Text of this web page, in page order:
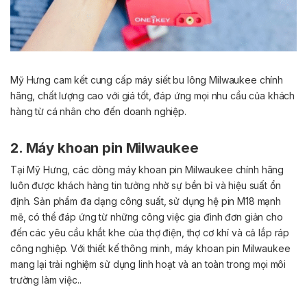
Mỹ Hưng cam kết cung cấp máy siết bu lông Milwaukee chính
hãng, chất lượng cao với giá tốt, đáp ứng mọi nhu cầu của khách
hàng từ cá nhân cho đến doanh nghiệp.
2. Máy khoan pin Milwaukee
Tại Mỹ Hưng, các dòng máy khoan pin Milwaukee chính hãng
luôn được khách hàng tin tưởng nhờ sự bền bỉ và hiệu suất ổn
định. Sản phẩm đa dạng công suất, sử dụng hệ pin M18 mạnh
mẽ, có thể đáp ứng từ những công việc gia đình đơn giản cho
đến các yêu cầu khắt khe của thợ điện, thợ cơ khí và cả lắp ráp
công nghiệp. Với thiết kế thông minh, máy khoan pin Milwaukee
mang lại trải nghiệm sử dụng linh hoạt và an toàn trong mọi môi
trường làm việc..